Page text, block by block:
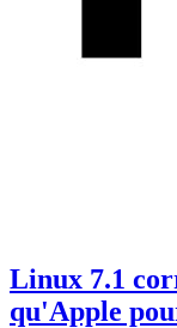
Linux 7.1
qu'Apple